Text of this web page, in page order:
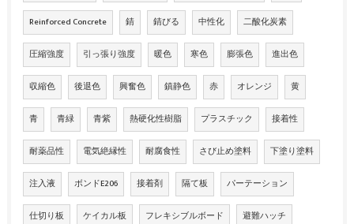
Reinforced Concrete 錆 錆びる 中性化 二酸化炭素
圧縮強度 引っ張り強度 暖色 寒色 膨張色 進出色
収縮色 後退色 興奮色 鎮静色 赤 オレンジ 黄
青 青緑 青紫 熱硬化性樹脂 プラスチック 接着性
耐薬品性 電気絶縁性 耐腐食性 さび止め塗料 下塗り塗料
注入液 ボンドE206 接着剤 隔て板 パーテーション
仕切り板 ケイカル板 フレキシブルボード 避難ハッチ